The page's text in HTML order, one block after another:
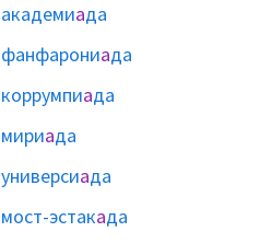
академиада
фанфарониада
коррумпиада
мириада
универсиада
мост-эстакада